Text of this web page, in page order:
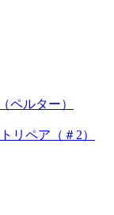
ペルター）
リペア（＃2）